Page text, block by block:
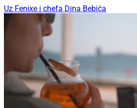
Uz Fenixe i chefa Dina Bebića